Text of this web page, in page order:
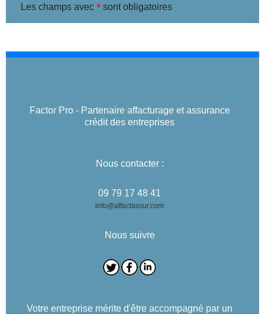
Les champs avec * sont obligatoires
Factor Pro - Partenaire affacturage et assurance
crédit des entreprises
Nous contacter :
09 79 17 48 41
info@affactassur.com
Nous suivre
Votre entreprise mérite d'être accompagné par un